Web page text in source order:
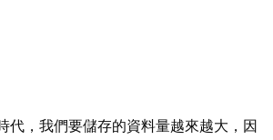
代，我們要儲存的資料量越來越大，因